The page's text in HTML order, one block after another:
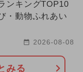
ンキングTOP10
・動物ふれあい
2026-08-08
みる